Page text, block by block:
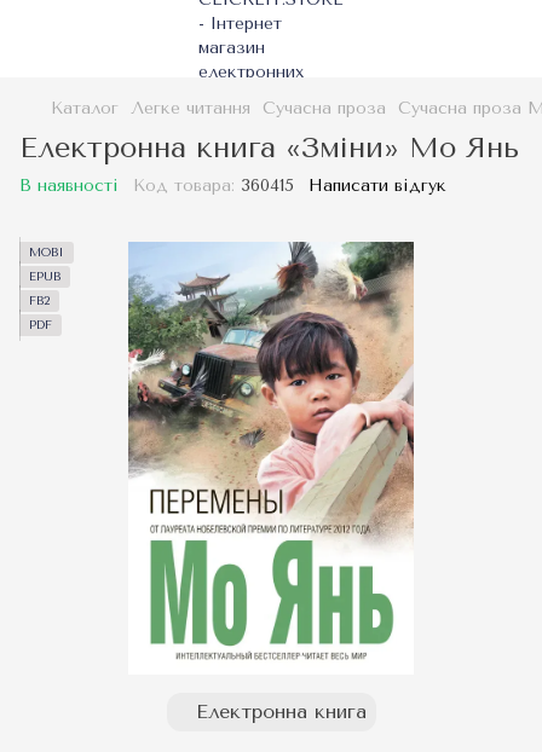
Каталог Легке читання Сучасна проза Сучасна проза
Електронна книга «Зміни» Мо Янь
В наявності Код товара: 360415 Написати відгук
MOBI
EPUB
FB2
PDF
Електронна книга